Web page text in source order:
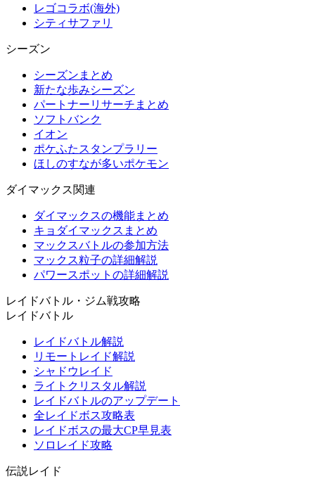
レゴコラボ(海外)
シティサファリ
シーズン
シーズンまとめ
新たな歩みシーズン
パートナーリサーチまとめ
ソフトバンク
イオン
ポケふたスタンプラリー
ほしのすなが多いポケモン
ダイマックス関連
ダイマックスの機能まとめ
キョダイマックスまとめ
マックスバトルの参加方法
マックス粒子の詳細解説
パワースポットの詳細解説
レイドバトル・ジム戦攻略
レイドバトル
レイドバトル解説
リモートレイド解説
シャドウレイド
ライトクリスタル解説
レイドバトルのアップデート
全レイドボス攻略表
レイドボスの最大CP早見表
ソロレイド攻略
伝説レイド